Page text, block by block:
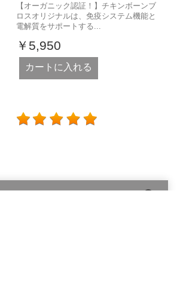
【オーガニック認証！】チキンボーンブ
ロスオリジナルは、免疫システム機能と
電解質をサポートする...
￥5,950
カートに入れる